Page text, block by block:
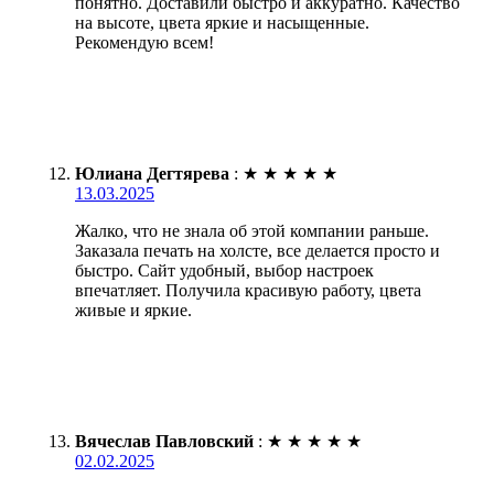
на высоте, цвета яркие и насыщенные.
Рекомендую всем!
Юлиана Дегтярева : ★ ★ ★ ★ ★
13.03.2025
Жалко, что не знала об этой компании раньше.
Заказала печать на холсте, все делается просто и
быстро. Сайт удобный, выбор настроек
впечатляет. Получила красивую работу, цвета
живые и яркие.
Вячеслав Павловский : ★ ★ ★ ★ ★
02.02.2025